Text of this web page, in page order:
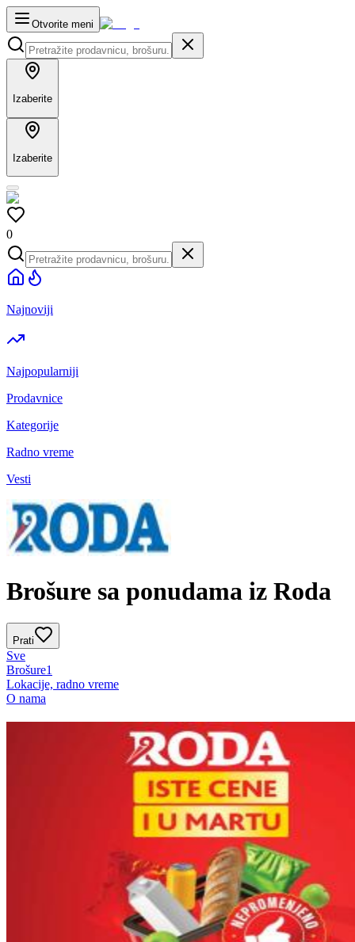
Otvorite meni
Izaberite
Izaberite
0
Najnoviji
Najpopularniji
Prodavnice
Kategorije
Radno vreme
Vesti
Brošure sa ponudama iz Roda
Prati
Sve
Brošure1
Lokacije, radno vreme
O nama